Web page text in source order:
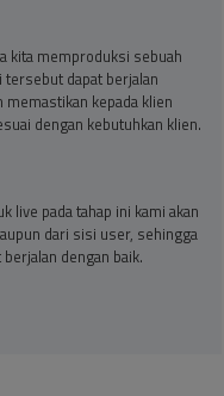
kita memproduksi sebuah
tersebut dapat berjalan
kepada klien
dengan kebutuhkan klien.
live pada tahap ini kami akan
dari sisi user, sehingga
dengan baik.